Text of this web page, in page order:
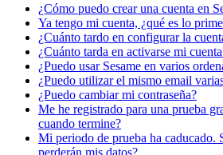
¿Cómo puedo crear una cuenta en
Ya tengo mi cuenta, ¿qué es lo
¿Cuánto tardo en configurar la
¿Cuánto tarda en activarse mi
¿Puedo usar Sesame en varios
¿Puedo utilizar el mismo email
¿Puedo cambiar mi contraseña?
Me he registrado para una prueba
cuando termine?
Mi periodo de prueba ha caducado.
perderán mis datos?